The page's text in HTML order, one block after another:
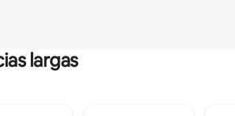
largas